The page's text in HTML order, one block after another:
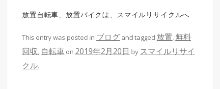
放置自転車、放置バイクは、スマイルリサイクルへ
This entry was posted in ブログ and tagged 放置,無料
回収, 自転車 on 2019年2月20日 by スマイルリサイ
クル.